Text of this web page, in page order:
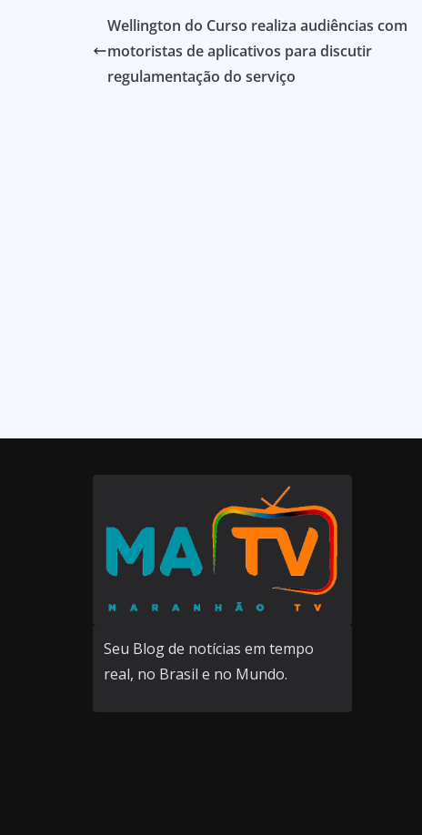
Wellington do Curso realiza audiências com
motoristas de aplicativos para discutir
regulamentação do serviço
Seu Blog de notícias em tempo
real, no Brasil e no Mundo.